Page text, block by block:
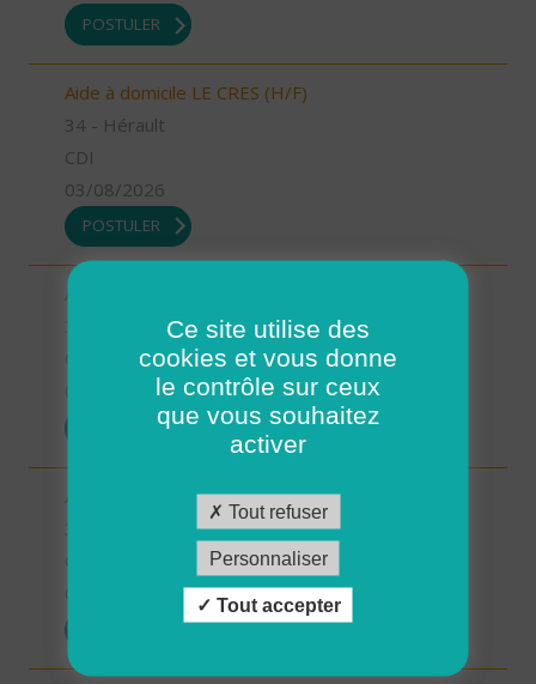
POSTULER
Aide à domicile LE CRES (H/F)
34 - Hérault
CDI
03/08/2026
POSTULER
Aide à domicile GANGES (H/F)
03/08/2026
POSTULER
Auxiliaire de vie GANGES (H/F)
Ce site utilise des
cookies et vous donne
le contrôle sur ceux
que vous souhaitez
activer
Tout refuser
Personnaliser
Tout accepter